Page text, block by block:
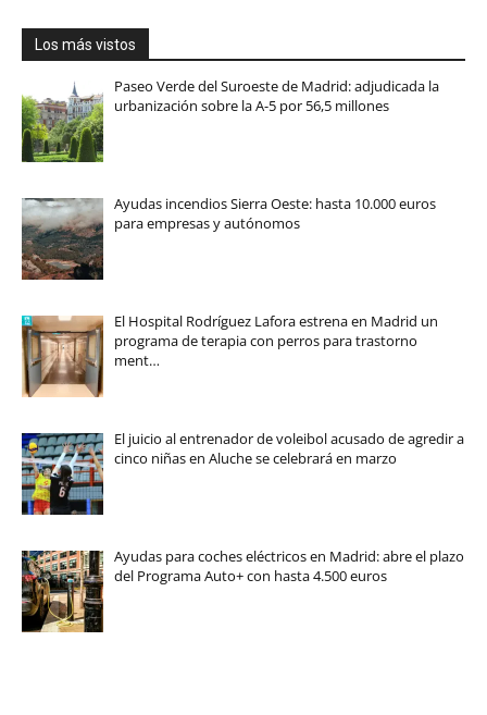
Los más vistos
Paseo Verde del Suroeste de Madrid: adjudicada la
urbanización sobre la A-5 por 56,5 millones
Ayudas incendios Sierra Oeste: hasta 10.000 euros
para empresas y autónomos
El Hospital Rodríguez Lafora estrena en Madrid un
programa de terapia con perros para trastorno
ment…
El juicio al entrenador de voleibol acusado de agredir a
cinco niñas en Aluche se celebrará en marzo
Ayudas para coches eléctricos en Madrid: abre el plazo
del Programa Auto+ con hasta 4.500 euros